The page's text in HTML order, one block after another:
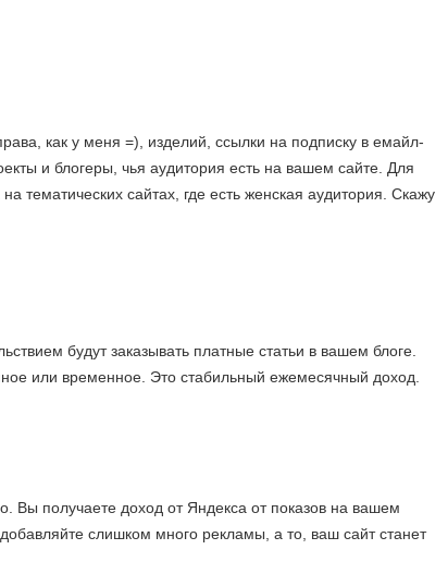
как у меня =), изделий, ссылки на подписку в емайл-
и блогеры, чья аудитория есть на вашем сайте. Для
тематических сайтах, где есть женская аудитория. Скажу
будут заказывать платные статьи в вашем блоге.
или временное. Это стабильный ежемесячный доход.
Вы получаете доход от Яндекса от показов на вашем
слишком много рекламы, а то, ваш сайт станет